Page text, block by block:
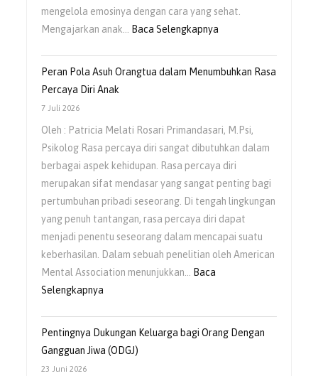
mengelola emosinya dengan cara yang sehat.
Mengajarkan anak…
Baca Selengkapnya
Peran Pola Asuh Orangtua dalam Menumbuhkan Rasa
Percaya Diri Anak
7 Juli 2026
Oleh : Patricia Melati Rosari Primandasari, M.Psi,
Psikolog Rasa percaya diri sangat dibutuhkan dalam
berbagai aspek kehidupan. Rasa percaya diri
merupakan sifat mendasar yang sangat penting bagi
pertumbuhan pribadi seseorang. Di tengah lingkungan
yang penuh tantangan, rasa percaya diri dapat
menjadi penentu seseorang dalam mencapai suatu
keberhasilan. Dalam sebuah penelitian oleh American
Mental Association menunjukkan…
Baca
Selengkapnya
Pentingnya Dukungan Keluarga bagi Orang Dengan
Gangguan Jiwa (ODGJ)
23 Juni 2026